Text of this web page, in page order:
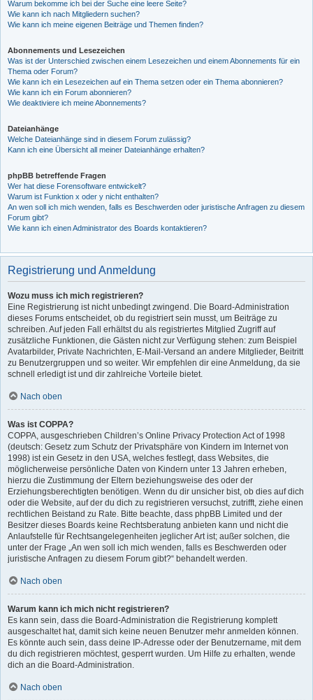
Warum bekomme ich bei der Suche eine leere Seite?
Wie kann ich nach Mitgliedern suchen?
Wie kann ich meine eigenen Beiträge und Themen finden?
Abonnements und Lesezeichen
Was ist der Unterschied zwischen einem Lesezeichen und einem Abonnements für ein
Thema oder Forum?
Wie kann ich ein Lesezeichen auf ein Thema setzen oder ein Thema abonnieren?
Wie kann ich ein Forum abonnieren?
Wie deaktiviere ich meine Abonnements?
Dateianhänge
Welche Dateianhänge sind in diesem Forum zulässig?
Kann ich eine Übersicht all meiner Dateianhänge erhalten?
phpBB betreffende Fragen
Wer hat diese Forensoftware entwickelt?
Warum ist Funktion x oder y nicht enthalten?
An wen soll ich mich wenden, falls es Beschwerden oder juristische Anfragen zu diesem
Forum gibt?
Wie kann ich einen Administrator des Boards kontaktieren?
Registrierung und Anmeldung
Wozu muss ich mich registrieren?
Eine Registrierung ist nicht unbedingt zwingend. Die Board-Administration
dieses Forums entscheidet, ob du registriert sein musst, um Beiträge zu
schreiben. Auf jeden Fall erhältst du als registriertes Mitglied Zugriff auf
zusätzliche Funktionen, die Gästen nicht zur Verfügung stehen: zum Beispiel
Avatarbilder, Private Nachrichten, E-Mail-Versand an andere Mitglieder, Beitritt
zu Benutzergruppen und so weiter. Wir empfehlen dir eine Anmeldung, da sie
schnell erledigt ist und dir zahlreiche Vorteile bietet.
Nach oben
Was ist COPPA?
COPPA, ausgeschrieben Children’s Online Privacy Protection Act of 1998
(deutsch: Gesetz zum Schutz der Privatsphäre von Kindern im Internet von
1998) ist ein Gesetz in den USA, welches festlegt, dass Websites, die
möglicherweise persönliche Daten von Kindern unter 13 Jahren erheben,
hierzu die Zustimmung der Eltern beziehungsweise des oder der
Erziehungsberechtigten benötigen. Wenn du dir unsicher bist, ob dies auf dich
oder die Website, auf der du dich zu registrieren versuchst, zutrifft, ziehe einen
rechtlichen Beistand zu Rate. Bitte beachte, dass phpBB Limited und der
Besitzer dieses Boards keine Rechtsberatung anbieten kann und nicht die
Anlaufstelle für Rechtsangelegenheiten jeglicher Art ist; außer solchen, die
unter der Frage „An wen soll ich mich wenden, falls es Beschwerden oder
juristische Anfragen zu diesem Forum gibt?“ behandelt werden.
Nach oben
Warum kann ich mich nicht registrieren?
Es kann sein, dass die Board-Administration die Registrierung komplett
ausgeschaltet hat, damit sich keine neuen Benutzer mehr anmelden können.
Es könnte auch sein, dass deine IP-Adresse oder der Benutzername, mit dem
du dich registrieren möchtest, gesperrt wurden. Um Hilfe zu erhalten, wende
dich an die Board-Administration.
Nach oben